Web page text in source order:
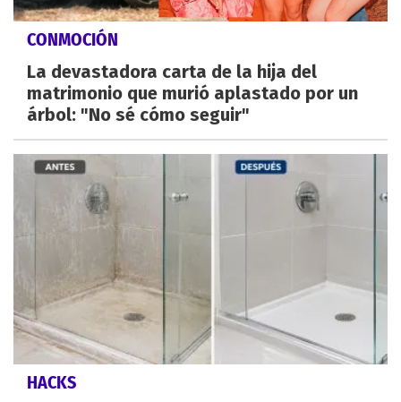
CONMOCIÓN
La devastadora carta de la hija del
matrimonio que murió aplastado por un
árbol: "No sé cómo seguir"
HACKS